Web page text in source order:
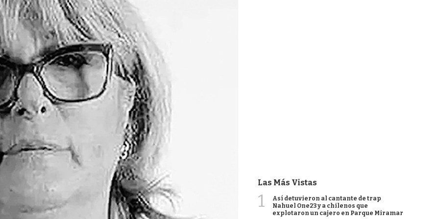
Las Más Vistas
1
Así detuvieron al cantante de trap
Nahuel One23 y a chilenos que
explotaron un cajero en Parque Miramar